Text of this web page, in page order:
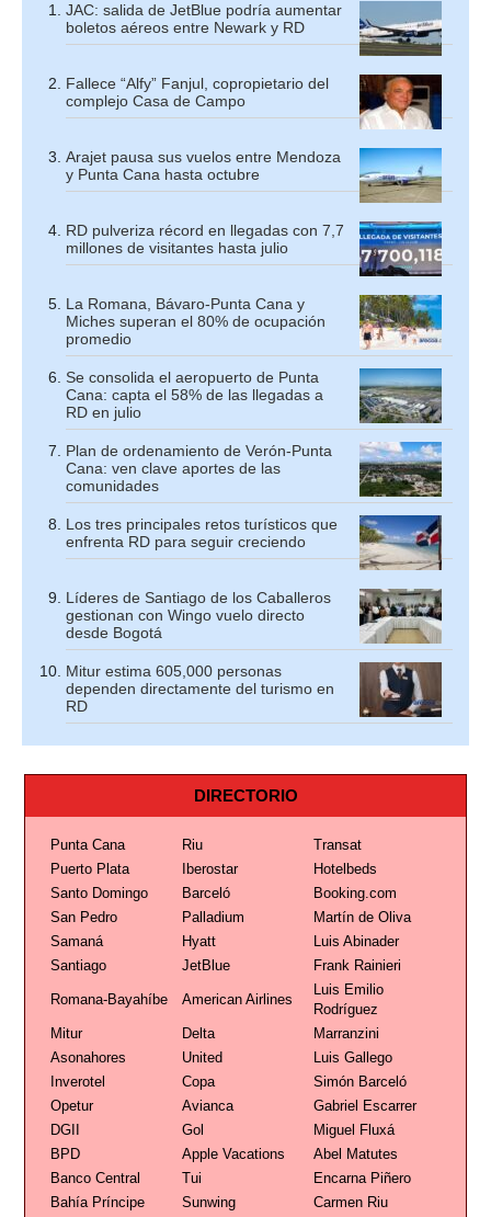
JAC: salida de JetBlue podría aumentar
boletos aéreos entre Newark y RD
Fallece “Alfy” Fanjul, copropietario del
complejo Casa de Campo
Arajet pausa sus vuelos entre Mendoza
y Punta Cana hasta octubre
RD pulveriza récord en llegadas con 7,7
millones de visitantes hasta julio
La Romana, Bávaro-Punta Cana y
Miches superan el 80% de ocupación
promedio
Se consolida el aeropuerto de Punta
Cana: capta el 58% de las llegadas a
RD en julio
Plan de ordenamiento de Verón-Punta
Cana: ven clave aportes de las
comunidades
Los tres principales retos turísticos que
enfrenta RD para seguir creciendo
Líderes de Santiago de los Caballeros
gestionan con Wingo vuelo directo
desde Bogotá
Mitur estima 605,000 personas
dependen directamente del turismo en
RD
DIRECTORIO
Punta Cana Riu
Transat
Puerto Plata
Iberostar
Hotelbeds
Santo Domingo
Barceló
Booking.com
San Pedro
Palladium
Martín de Oliva
Samaná
Hyatt
Luis Abinader
Santiago
JetBlue Frank Rainieri
Romana-Bayahíbe American Airlines
Luis Emilio
Rodríguez
Mitur
Delta
Marranzini
Asonahores
United
Luis Gallego
Inverotel
Copa
Simón Barceló
Opetur
Avianca
Gabriel Escarrer
DGII
Gol
Miguel Fluxá
BPD
Apple Vacations
Abel Matutes
Banco Central
Tui
Encarna Piñero
Bahía Príncipe
Sunwing Carmen Riu